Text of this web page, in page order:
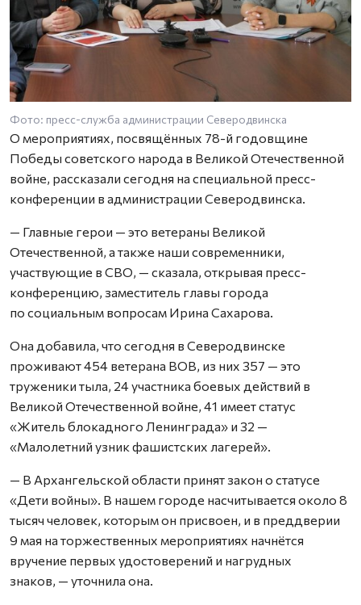
Фото: пресс-служба администрации Северодвинска
О мероприятиях, посвящённых 78-й годовщине
Победы советского народа в Великой Отечественной
войне, рассказали сегодня на специальной пресс-
конференции в администрации Северодвинска.
— Главные герои — это ветераны Великой
Отечественной, а также наши современники,
участвующие в СВО, — сказала, открывая пресс-
конференцию, заместитель главы города
по социальным вопросам Ирина Сахарова.
Она добавила, что сегодня в Северодвинске
проживают 454 ветерана ВОВ, из них 357 — это
труженики тыла, 24 участника боевых действий в
Великой Отечественной войне, 41 имеет статус
«Житель блокадного Ленинграда» и 32 —
«Малолетний узник фашистских лагерей».
— В Архангельской области принят закон о статусе
«Дети войны». В нашем городе насчитывается около 8
тысяч человек, которым он присвоен, и в преддверии
9 мая на торжественных мероприятиях начнётся
вручение первых удостоверений и нагрудных
знаков, — уточнила она.